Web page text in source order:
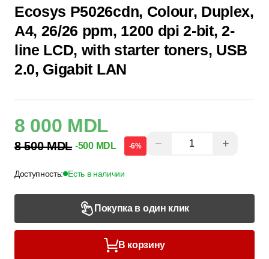
Ecosys P5026cdn, Colour, Duplex,
A4, 26/26 ppm, 1200 dpi 2-bit, 2-
line LCD, with starter toners, USB
2.0, Gigabit LAN
8 000 MDL
8 500 MDL -500 MDL -6% − +
Доступность: Есть в наличии
Покупка в один клик
В корзину